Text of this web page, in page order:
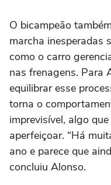
O bicampeão
marcha inesperadas
como o carro
nas frenagens. Para
equilibrar esse
torna o
imprevisível, algo
aperfeiçoar. “Há
ano e parece que
concluiu Alonso.